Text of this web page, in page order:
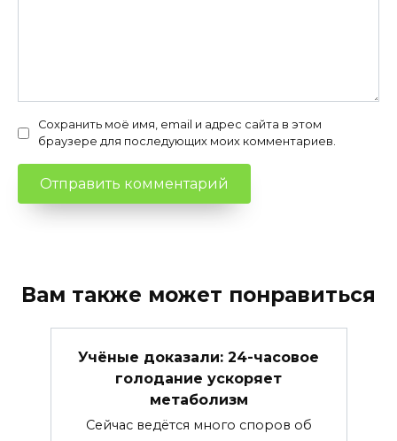
Сохранить моё имя, email и адрес сайта в этом
браузере для последующих моих комментариев.
Вам также может понравиться
Учёные доказали: 24-часовое
голодание ускоряет
метаболизм
Сейчас ведётся много споров об